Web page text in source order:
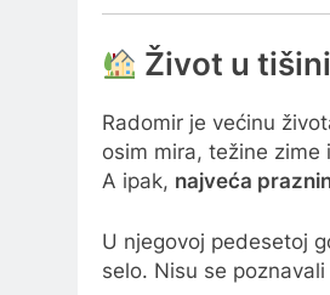
Život u
Radomir je većinu
osim mira, težine
A ipak, najveća
U njegovoj pedesetoj
selo. Nisu se